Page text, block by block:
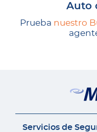
Auto
Prueba nuestro
Servicios de